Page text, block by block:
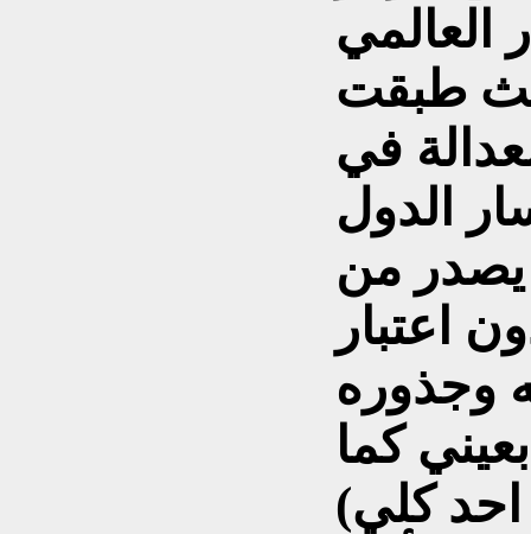
العالمي
طبقت
في
الدول
يصدر من
اعتبار
وجذوره
كما
احد كلي)